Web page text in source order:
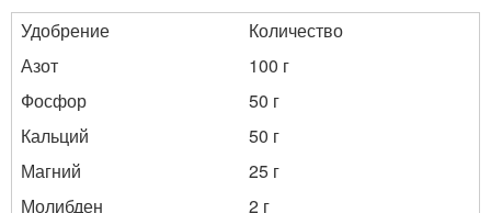
Удобрение
Количество
Азот
100 г
Фосфор
50 г
Кальций
50 г
Магний
25 г
Молибден
2 г